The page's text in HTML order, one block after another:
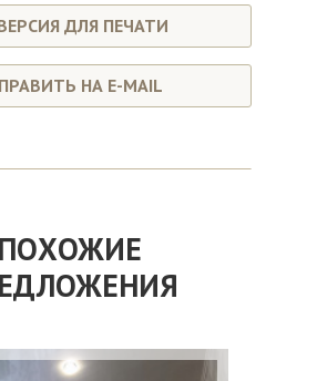
ДЛЯ ПЕЧАТИ
НА E-MAIL
ПОХОЖИЕ